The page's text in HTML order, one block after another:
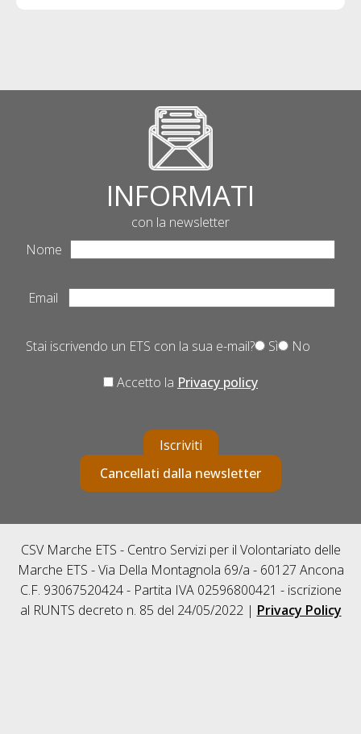
INFORMATI
con la newsletter
Nome
Email
Stai iscrivendo un ETS con la sua e-mail? Sì No
Accetto la Privacy policy
Iscriviti
Cancellati dalla newsletter
CSV Marche ETS - Centro Servizi per il Volontariato delle
Marche ETS - Via Della Montagnola 69/a - 60127 Ancona
C.F. 93067520424 - Partita IVA 02596800421 - iscrizione
al RUNTS decreto n. 85 del 24/05/2022 | Privacy Policy